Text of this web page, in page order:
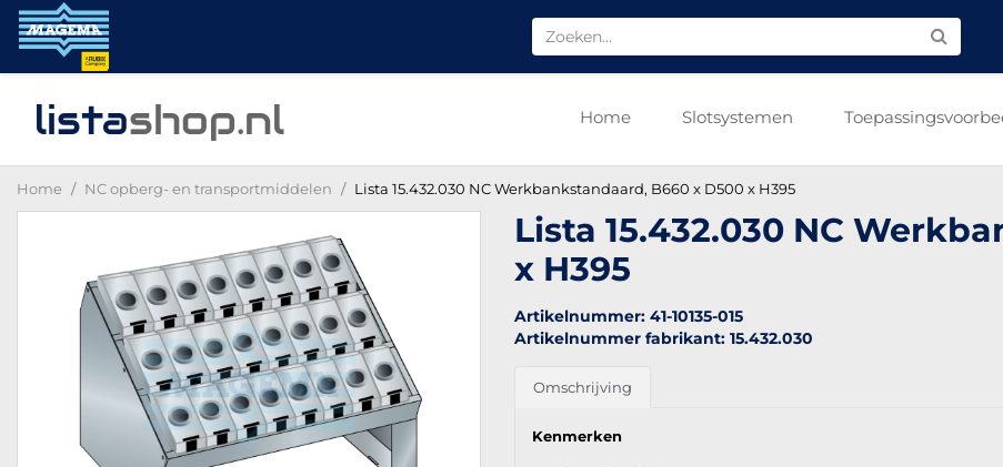
listashop.nl Home Slotsystemen
Home NC opberg- en transportmiddelen Lista 15.432.030 NC Werkbankstandaard, B660 x D500 x H395
Lista 15.432.030 NC
x H395
Artikelnummer: 41-10135-015
Artikelnummer fabrikant: 15.432.030
Omschrijving
Kenmerken